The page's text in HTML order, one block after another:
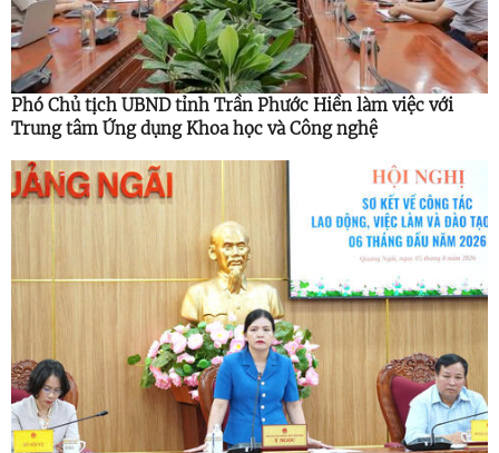
Phó Chủ tịch UBND tỉnh Trần Phước Hiền làm việc với
Trung tâm Ứng dụng Khoa học và Công nghệ